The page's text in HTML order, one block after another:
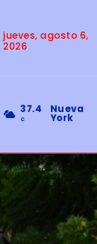
jueves, agosto 6,
2026
37.4
C
Nueva
York